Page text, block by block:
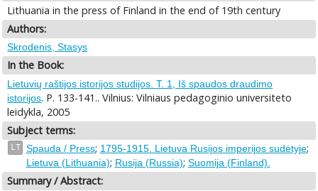
Lithuania in the press of Finland in the end of 19th century
Authors:
Skrodenis, Stasys
In the Book:
Lietuvių raštijos istorijos studijos. T. 1, Iš spaudos draudimo
istorijos. P. 133-141.. Vilnius: Vilniaus pedagoginio universiteto
leidykla, 2005
Subject terms:
LT Spauda / Press; 1795-1915. Lietuva Rusijos imperijos sudėtyje;
Lietuva (Lithuania); Rusija (Russia); Suomija (Finland).
Summary / Abstract: